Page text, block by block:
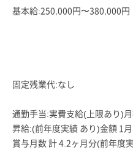
基本給:250,000円〜380,000円
固定残業代:なし
通勤手当:実費支給(上限あり)
昇給:(前年度実績 あり)金額 1
賞与月数 計 4.2ヶ月分(前年度